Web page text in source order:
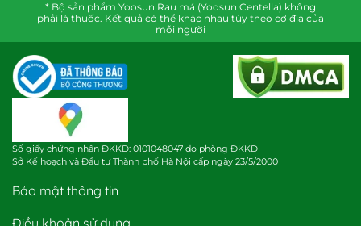
* Bộ sản phẩm Yoosun Rau má (Yoosun Centella) không
phải là thuốc. Kết quả có thể khác nhau tùy theo cơ địa của
mỗi người
Số giấy chứng nhận ĐKKD: 0101048047 do phòng ĐKKD
Sở Kế hoạch và Đầu tư Thành phố Hà Nội cấp ngày 23/5/2000
Bảo mật thông tin